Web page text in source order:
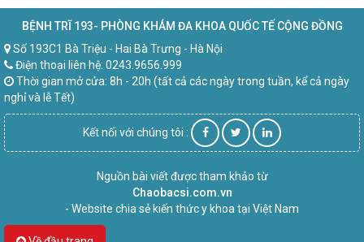
BỆNH TRĨ 193- PHÒNG KHÁM ĐA KHOA QUỐC TẾ CỘNG ĐỒNG
Số 193C1 Bà Triệu - Hai Bà Trưng - Hà Nội
Điện thoại liên hệ: 0243.9656.999
Thời gian mở cửa: 8h - 20h (tất cả các ngày trong tuần, kể cả ngày
nghỉ và lễ Tết)
Kết nối với chúng tôi :
Nguồn bài viết được tham khảo từ
Chaobacsi.com.vn
- Website chia sẻ kiến thức y khoa tại Việt Nam